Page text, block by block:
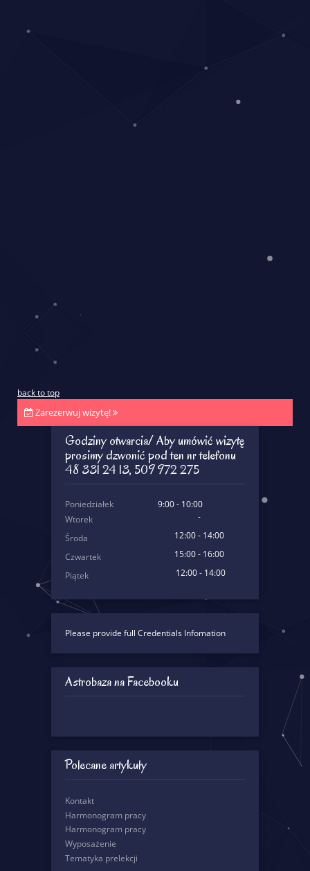
back to top
Zarezerwuj wizytę!
Godziny otwarcia/ Aby umówić wizytę
prosimy dzwonić pod ten nr telefonu
48 331 24 13, 509 972 275
Poniedziałek
9:00 - 10:00
Wtorek
-
Środa
12:00 - 14:00
Czwartek
15:00 - 16:00
Piątek
12:00 - 14:00
Please provide full Credentials Infomation
Astrobaza na Facebooku
Polecane artykuły
Kontakt
Harmonogram pracy
Harmonogram pracy
Wyposażenie
Tematyka prelekcji